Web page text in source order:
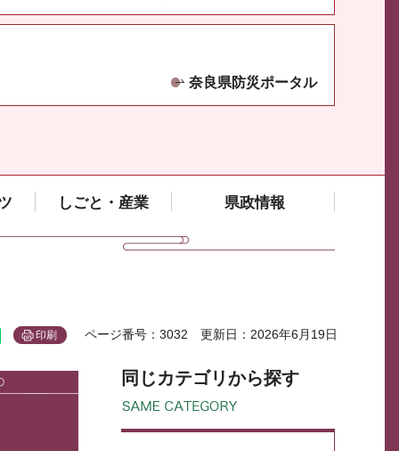
奈良県防災ポータル
しごと・産業 県政情報
印刷 ページ番号：3032 更新日：2026年6月19日
同じカテゴリから探す